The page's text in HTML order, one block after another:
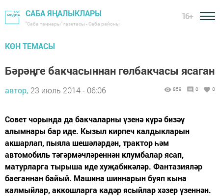
САБА ЯҢАЛЫКЛАРЫ
"Саба таңнары" газетасы - Саба районы
16+
КӨН ТЕМАСЫ
Бәрәңге бакчасыннан гөлбакчасы ясаган
автор, 23 июль 2014 - 06:06 859 0 0
Совет чорында да бакчаларны үзенә күрә бизәү
алымнары бар иде. Кызыл кирпеч калдыкларын
акшарлап, пыяла шешәләрдән, трактор һәм
автомобиль тәгәрмәчләреннән клумбалар ясап,
матурларга тырыша иде хуҗабикәләр. Фантазияләр
баеганнан байый. Машина шиннарын буяп кына
калмыйлар, аккошларга кадәр ясыйлар хәзер үзеннән.